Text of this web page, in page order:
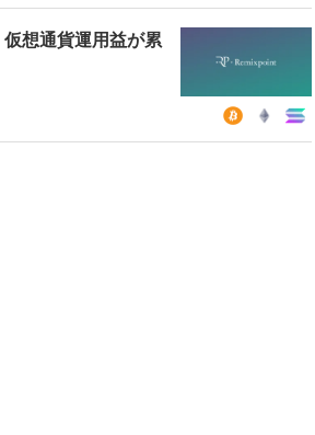
想通貨運用益が累